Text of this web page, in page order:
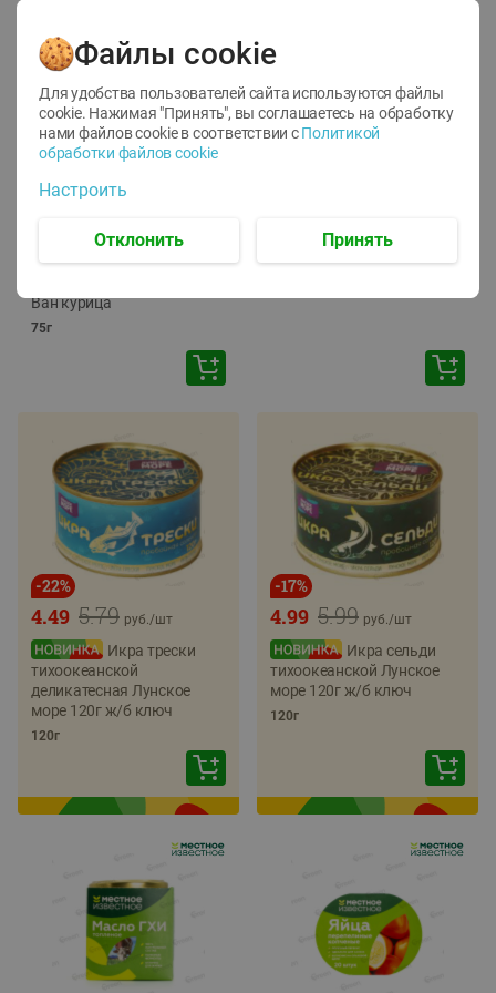
12
1.05 руб./
руб./шт
Корм влаж. для кош. с
Ван курица
75г
ТОФУ Vegetus ТВЕРДЫЙ
-22%
5.79
4.49 руб./шт
Икра трески
тихоокеанской
деликатесная Лунское
море 120г ж/б ключ
120г
-17%
5.99
4.99 руб./шт
Икра сельди
тихоокеанской Лунское
море 120г ж/б ключ
120г
Файлы cookie
Для удобства пользователей сайта используются файлы
cookie. Нажимая "Принять", вы соглашаетесь на обработку
нами файлов cookie в соответствии с Политикой
обработки файлов cookie
Настроить
Отклонить Принять